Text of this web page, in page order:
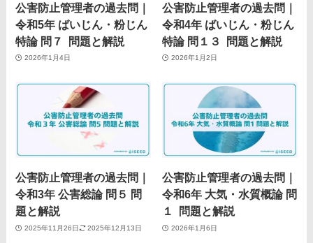
公害防止管理者の過去問｜
令和5年 ばいじん・粉じん
特論 問７ 問題と解説
2026年1月4日
公害防止管理者の過去問｜
令和4年 ばいじん・粉じん
特論 問１３ 問題と解説
2026年1月2日
公害防止管理者の過去問｜
令和3年 公害総論 問５ 問
題と解説
2025年11月26日 2025年12月13日
公害防止管理者の過去問｜
令和6年 大気・水質概論 問
１ 問題と解説
2026年1月6日